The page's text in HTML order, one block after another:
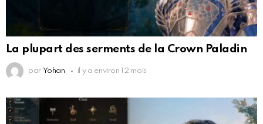
La plupart des serments de la Crown Paladin
par Yohan il y a environ 12 mois